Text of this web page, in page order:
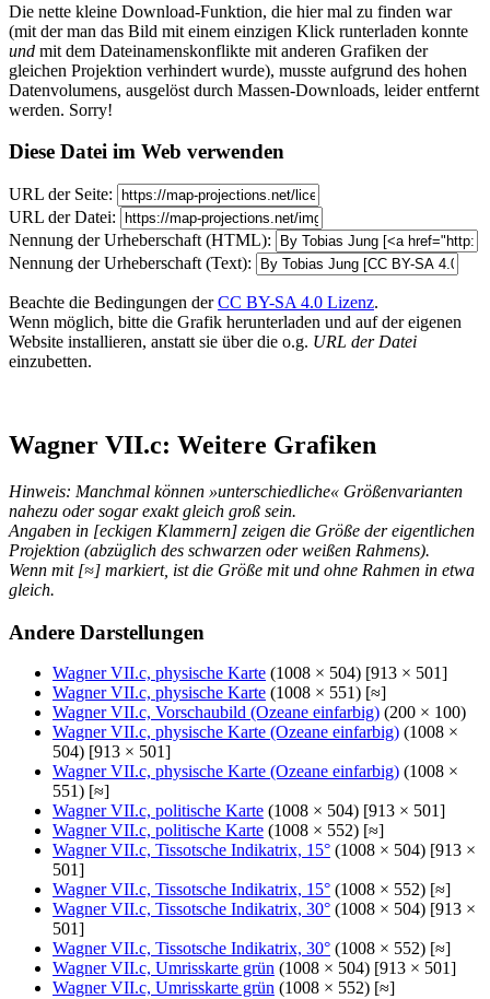
Die nette kleine Download-Funktion, die hier mal zu finden war
(mit der man das Bild mit einem einzigen Klick runterladen konnte
und mit dem Dateinamenskonflikte mit anderen Grafiken der
gleichen Projektion verhindert wurde), musste aufgrund des hohen
Datenvolumens, ausgelöst durch Massen-Downloads, leider entfernt
werden. Sorry!
Diese Datei im Web verwenden
URL der Seite:
URL der Datei:
Nennung der Urheberschaft (HTML):
Nennung der Urheberschaft (Text):
Beachte die Bedingungen derCC BY-SA 4.0 Lizenz.
Wenn möglich, bitte die Grafik herunterladen und auf der eigenen
Website installieren, anstatt sie über die o.g. URL der Datei
einzubetten.
Wagner VII.c: Weitere Grafiken
Hinweis: Manchmal können »unterschiedliche« Größenvarianten
nahezu oder sogar exakt gleich groß sein.
Angaben in [eckigen Klammern] zeigen die Größe der eigentlichen
Projektion (abzüglich des schwarzen oder weißen Rahmens).
Wenn mit [≈] markiert, ist die Größe mit und ohne Rahmen in etwa
gleich.
Andere Darstellungen
Wagner VII.c, physische Karte (1008 × 504) [913 × 501]
Wagner VII.c, physische Karte (1008 × 551) [≈]
Wagner VII.c, Vorschaubild (Ozeane einfarbig) (200 × 100)
Wagner VII.c, physische Karte (Ozeane einfarbig) (1008 ×
504) [913 × 501]
Wagner VII.c, physische Karte (Ozeane einfarbig) (1008 ×
551) [≈]
Wagner VII.c, politische Karte (1008 × 504) [913 × 501]
Wagner VII.c, politische Karte (1008 × 552) [≈]
Wagner VII.c, Tissotsche Indikatrix, 15° (1008 × 504) [913 ×
501]
Wagner VII.c, Tissotsche Indikatrix, 15° (1008 × 552) [≈]
Wagner VII.c, Tissotsche Indikatrix, 30° (1008 × 504) [913 ×
501]
Wagner VII.c, Tissotsche Indikatrix, 30° (1008 × 552) [≈]
Wagner VII.c, Umrisskarte grün (1008 × 504) [913 × 501]
Wagner VII.c, Umrisskarte grün (1008 × 552) [≈]